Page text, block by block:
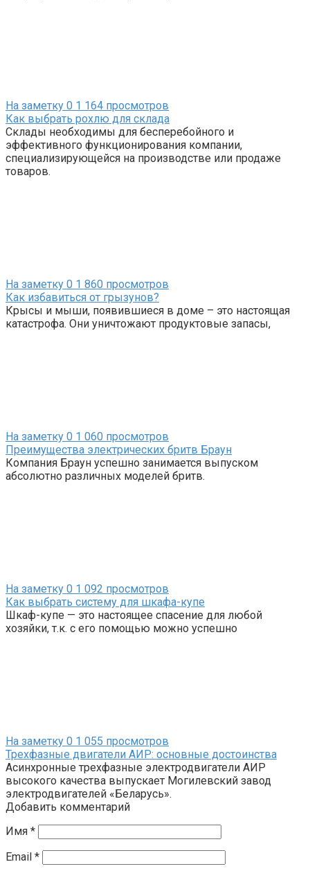
На заметку 0 1 164 просмотров
Как выбрать рохлю для склада
Склады необходимы для бесперебойного и
эффективного функционирования компании,
специализирующейся на производстве или продаже
товаров.
На заметку 0 1 860 просмотров
Как избавиться от грызунов?
Крысы и мыши, появившиеся в доме – это настоящая
катастрофа. Они уничтожают продуктовые запасы,
На заметку 0 1 060 просмотров
Преимущества электрических бритв Браун
Компания Браун успешно занимается выпуском
абсолютно различных моделей бритв.
На заметку 0 1 092 просмотров
Как выбрать систему для шкафа-купе
Шкаф-купе — это настоящее спасение для любой
хозяйки, т.к. с его помощью можно успешно
На заметку 0 1 055 просмотров
Трехфазные двигатели АИР: основные достоинства
Асинхронные трехфазные электродвигатели АИР
высокого качества выпускает Могилевский завод
электродвигателей «Беларусь».
Добавить комментарий
Имя *
Email *